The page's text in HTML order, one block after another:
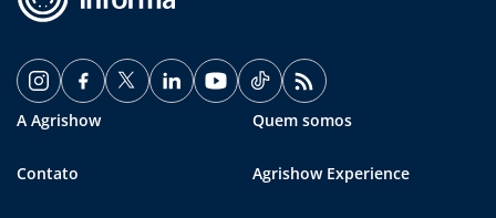
A Agrishow Quem somos
Contato Agrishow Experience